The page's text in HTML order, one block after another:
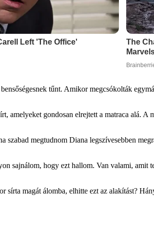
tűnt. Amikor megcsókolták
amelyeket gondosan elrejtett a matraca alá.
megtudnom Diana legszívesebben
hogy ezt hallom. Van valami, amit
magát álomba, elhitte ezt az alakítást?